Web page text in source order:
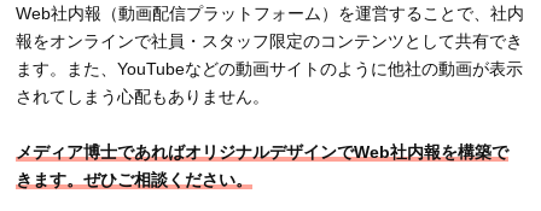
Web社内報（動画配信プラットフォーム）を運営することで、社内
報をオンラインで社員・スタッフ限定のコンテンツとして共有でき
ます。また、YouTubeなどの動画サイトのように他社の動画が表示
されてしまう心配もありません。
メディア博士であればオリジナルデザインでWeb社内報を構築で
きます。ぜひご相談ください。